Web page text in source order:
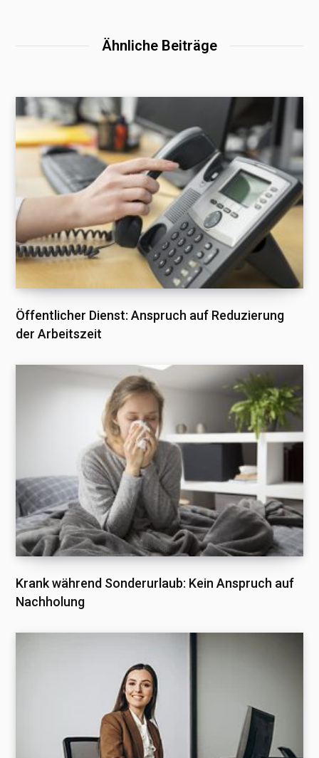
Ähnliche Beiträge
Öffentlicher Dienst: Anspruch auf Reduzierung
der Arbeitszeit
Krank während Sonderurlaub: Kein Anspruch auf
Nachholung